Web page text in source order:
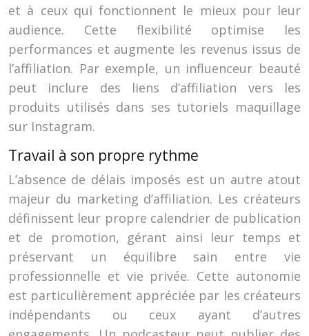
et à ceux qui fonctionnent le mieux pour leur
audience. Cette flexibilité optimise les
performances et augmente les revenus issus de
l’affiliation. Par exemple, un influenceur beauté
peut inclure des liens d’affiliation vers les
produits utilisés dans ses tutoriels maquillage
sur Instagram.
Travail à son propre rythme
L’absence de délais imposés est un autre atout
majeur du marketing d’affiliation. Les créateurs
définissent leur propre calendrier de publication
et de promotion, gérant ainsi leur temps et
préservant un équilibre sain entre vie
professionnelle et vie privée. Cette autonomie
est particulièrement appréciée par les créateurs
indépendants ou ceux ayant d’autres